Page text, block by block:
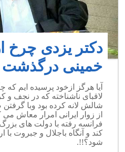
دکتر یزدی چرخ
خمینی درگذشت
آیا هرگز ازخود پرسیده ایم که
لاقبای ناشناخته که در نجف و
شالش لانه کرده بود وبا
از زوار ایرانی امرار معاش
فرانسه رفته با دولت های بزرگ
کند و آنگاه باجلال و جبروت با
شود؟!!.